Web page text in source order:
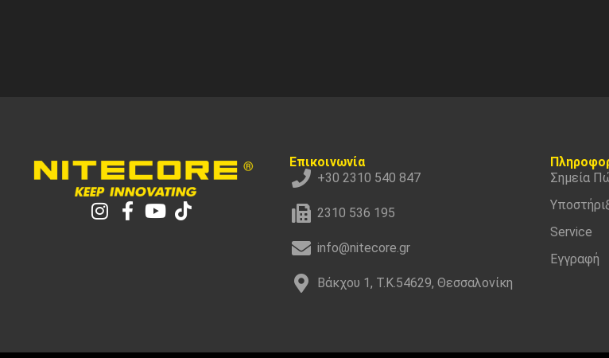
Επικοινωνία
+30 2310 540 847
2310 536 195
info@nitecore.gr
Βάκχου 1, Τ.Κ.54629, Θεσσαλονίκη
Σημεία
Service
Εγγραφή